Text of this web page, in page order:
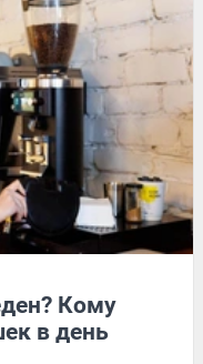
Кому
в день